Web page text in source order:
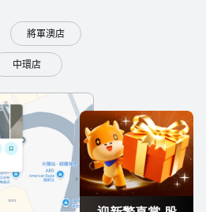
將軍澳店
中環店